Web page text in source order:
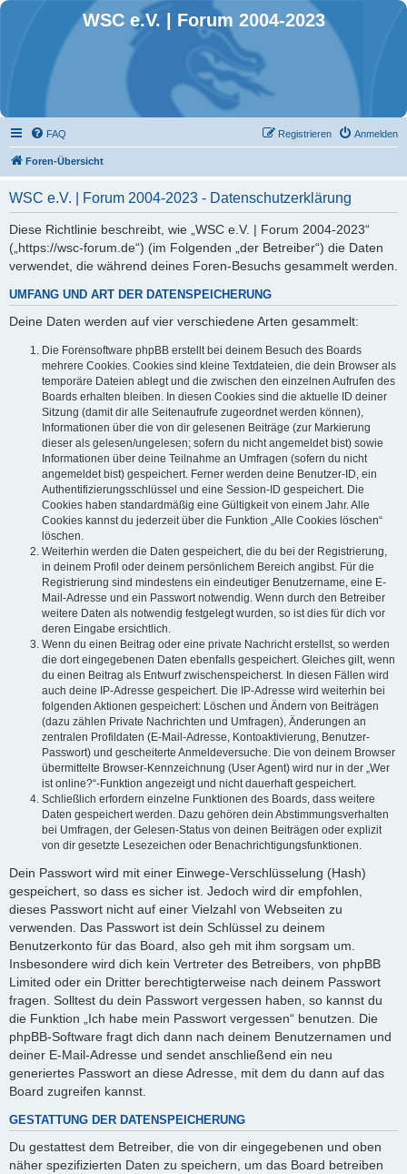
WSC e.V. | Forum 2004-2023
FAQ Anmelden
Registrieren
Foren-Übersicht
WSC e.V. | Forum 2004-2023 - Datenschutzerklärung
Diese Richtlinie beschreibt, wie „WSC e.V. | Forum 2004-2023“
(„https://wsc-forum.de“) (im Folgenden „der Betreiber“) die Daten
verwendet, die während deines Foren-Besuchs gesammelt werden.
UMFANG UND ART DER DATENSPEICHERUNG
Deine Daten werden auf vier verschiedene Arten gesammelt:
Die Forensoftware phpBB erstellt bei deinem Besuch des Boards
mehrere Cookies. Cookies sind kleine Textdateien, die dein Browser als
temporäre Dateien ablegt und die zwischen den einzelnen Aufrufen des
Boards erhalten bleiben. In diesen Cookies sind die aktuelle ID deiner
Sitzung (damit dir alle Seitenaufrufe zugeordnet werden können),
Informationen über die von dir gelesenen Beiträge (zur Markierung
dieser als gelesen/ungelesen; sofern du nicht angemeldet bist) sowie
Informationen über deine Teilnahme an Umfragen (sofern du nicht
angemeldet bist) gespeichert. Ferner werden deine Benutzer-ID, ein
Authentifizierungsschlüssel und eine Session-ID gespeichert. Die
Cookies haben standardmäßig eine Gültigkeit von einem Jahr. Alle
Cookies kannst du jederzeit über die Funktion „Alle Cookies löschen“
löschen.
Weiterhin werden die Daten gespeichert, die du bei der Registrierung,
in deinem Profil oder deinem persönlichem Bereich angibst. Für die
Registrierung sind mindestens ein eindeutiger Benutzername, eine E-
Mail-Adresse und ein Passwort notwendig. Wenn durch den Betreiber
weitere Daten als notwendig festgelegt wurden, so ist dies für dich vor
deren Eingabe ersichtlich.
Wenn du einen Beitrag oder eine private Nachricht erstellst, so werden
die dort eingegebenen Daten ebenfalls gespeichert. Gleiches gilt, wenn
du einen Beitrag als Entwurf zwischenspeicherst. In diesen Fällen wird
auch deine IP-Adresse gespeichert. Die IP-Adresse wird weiterhin bei
folgenden Aktionen gespeichert: Löschen und Ändern von Beiträgen
(dazu zählen Private Nachrichten und Umfragen), Änderungen an
zentralen Profildaten (E-Mail-Adresse, Kontoaktivierung, Benutzer-
Passwort) und gescheiterte Anmeldeversuche. Die von deinem Browser
übermittelte Browser-Kennzeichnung (User Agent) wird nur in der „Wer
ist online?“-Funktion angezeigt und nicht dauerhaft gespeichert.
Schließlich erfordern einzelne Funktionen des Boards, dass weitere
Daten gespeichert werden. Dazu gehören dein Abstimmungsverhalten
bei Umfragen, der Gelesen-Status von deinen Beiträgen oder explizit
von dir gesetzte Lesezeichen oder Benachrichtigungsfunktionen.
Dein Passwort wird mit einer Einwege-Verschlüsselung (Hash)
gespeichert, so dass es sicher ist. Jedoch wird dir empfohlen,
dieses Passwort nicht auf einer Vielzahl von Webseiten zu
verwenden. Das Passwort ist dein Schlüssel zu deinem
Benutzerkonto für das Board, also geh mit ihm sorgsam um.
Insbesondere wird dich kein Vertreter des Betreibers, von phpBB
Limited oder ein Dritter berechtigterweise nach deinem Passwort
fragen. Solltest du dein Passwort vergessen haben, so kannst du
die Funktion „Ich habe mein Passwort vergessen“ benutzen. Die
phpBB-Software fragt dich dann nach deinem Benutzernamen und
deiner E-Mail-Adresse und sendet anschließend ein neu
generiertes Passwort an diese Adresse, mit dem du dann auf das
Board zugreifen kannst.
GESTATTUNG DER DATENSPEICHERUNG
Du gestattest dem Betreiber, die von dir eingegebenen und oben
näher spezifizierten Daten zu speichern, um das Board betreiben